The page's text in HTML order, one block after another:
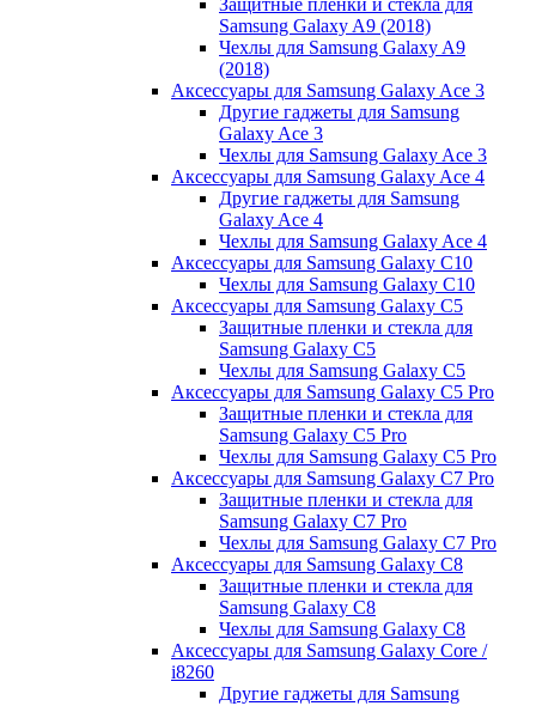
Samsung Galaxy A9 (2018)
Чехлы для Samsung Galaxy A9
(2018)
Аксессуары для Samsung Galaxy Ace 3
Другие гаджеты для Samsung
Galaxy Ace 3
Чехлы для Samsung Galaxy Ace 3
Аксессуары для Samsung Galaxy Ace 4
Другие гаджеты для Samsung
Galaxy Ace 4
Чехлы для Samsung Galaxy Ace 4
Аксессуары для Samsung Galaxy C10
Чехлы для Samsung Galaxy C10
Аксессуары для Samsung Galaxy C5
Защитные пленки и стекла для
Samsung Galaxy C5
Чехлы для Samsung Galaxy C5
Аксессуары для Samsung Galaxy C5 Pro
Защитные пленки и стекла для
Samsung Galaxy C5 Pro
Чехлы для Samsung Galaxy C5 Pro
Аксессуары для Samsung Galaxy C7 Pro
Защитные пленки и стекла для
Samsung Galaxy C7 Pro
Чехлы для Samsung Galaxy C7 Pro
Аксессуары для Samsung Galaxy C8
Защитные пленки и стекла для
Samsung Galaxy C8
Чехлы для Samsung Galaxy C8
Аксессуары для Samsung Galaxy Core /
i8260
Другие гаджеты для Samsung